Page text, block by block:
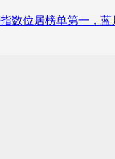
位居榜单第一，蓝